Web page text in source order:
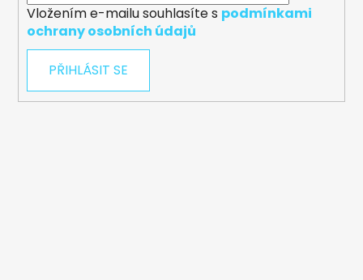
Vložením e-mailu souhlasíte s podmínkami
ochrany osobních údajů
PŘIHLÁSIT SE